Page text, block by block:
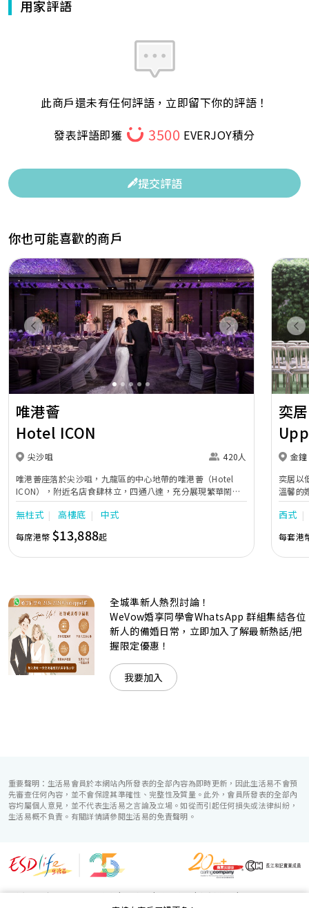
用家評語
此商戶還未有任何評語，立即留下你的評語！
發表評語即獲
3500 EVERJOY積分
提交評語
你也可能喜歡的商戶
Previous Next
唯港薈
Hotel ICON
尖沙咀
420人
唯港薈座落於尖沙咀，九龍區的中心地帶的唯港薈（Hotel
ICON），附近名店食肆林立，四通八達，充分展現繁華鬧巿
中的活力個性，成為一眾準新人舉辦婚宴的熱門之選。專業團
隊由策劃統籌至所有婚宴每個細節，唯港薈都力臻完美，保證
讓您留下獨特的醉人回憶。 擁有時尚高樓頂的Silverbox宴會
廳，配置了全套先進的視聽影音及燈光設備配套，並採用極富
現代時尚感的水晶玻璃燈，演繹出與別不同的經典神韻。不論
準新人的個性及預算﹔保證為您打造夢寐以求的特別日子，令
賓客永誌難忘！
無柱式 高樓底 中式
每席港幣 $13,888起
奕居
金鐘
奕居以
溫馨的
團隊會
西式
每套港
全城準新人熱烈討論！
WeVow婚享同學會WhatsApp 群組集結各位
新人的備婚日常，立即加入了解最新熱話/把
握限定優惠！
我要加入
重要聲明：生活易會員於本網站內所發表的全部內容為即時更新，因此生活易不會預
先審查任何內容，並不會保證其準確性、完整性及質量。此外，會員所發表的全部內
容均屬個人意見，並不代表生活易之言論及立場。如從而引起任何損失或法律糾紛，
生活易概不負責。有關詳情請參閱生活易的免責聲明。
生活易服務範圍 ：電子商貿|IT 方案|廣告宣傳|新婚導航|